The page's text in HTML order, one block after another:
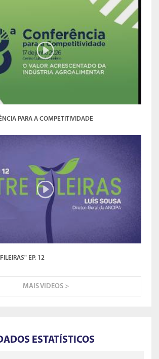
PARA A COMPETITIVIDADE
EP. 12
MAIS VIDEOS >
ESTATÍSTICOS